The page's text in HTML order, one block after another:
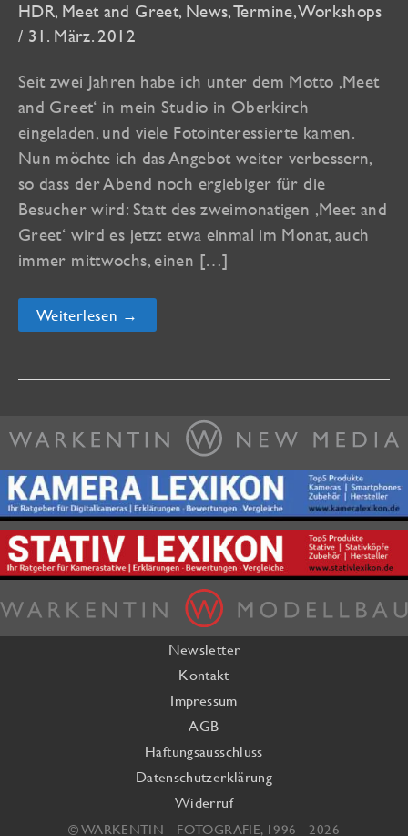
HDR, Meet and Greet, News,Termine,Workshops
/ 31. März. 2012
Seit zwei Jahren habe ich unter dem Motto ‚Meet
and Greet‘ in mein Studio in Oberkirch
eingeladen, und viele Fotointeressierte kamen.
Nun möchte ich das Angebot weiter verbessern,
so dass der Abend noch ergiebiger für die
Besucher wird: Statt des zweimonatigen ‚Meet and
Greet‘ wird es jetzt etwa einmal im Monat, auch
immer mittwochs, einen […]
Aus
“Meet
wird
Weiterlesen →
Newsletter
Kontakt
Impressum
AGB
Haftungsausschluss
Datenschutzerklärung
Widerruf
© WARKENTIN - FOTOGRAFIE, 1996 - 2026